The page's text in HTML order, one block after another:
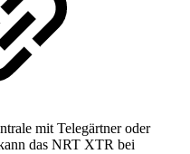
mit Telegärtner oder
das NRT XTR bei